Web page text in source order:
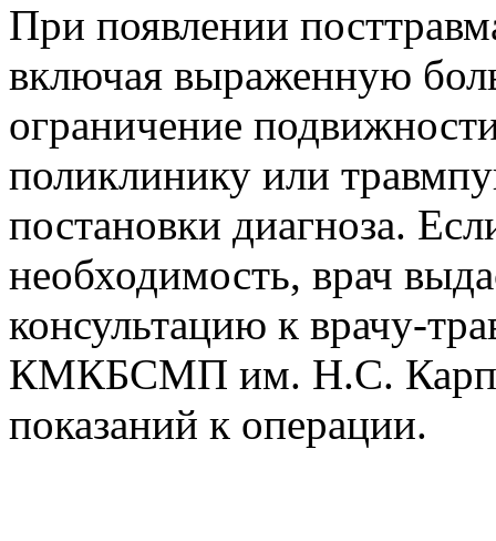
При появлении
включая выраженную
ограничение
поликлинику или
постановки диагноза.
необходимость, врач
консультацию к врачу-
КМКБСМП им. Н.С.
показаний к операции.